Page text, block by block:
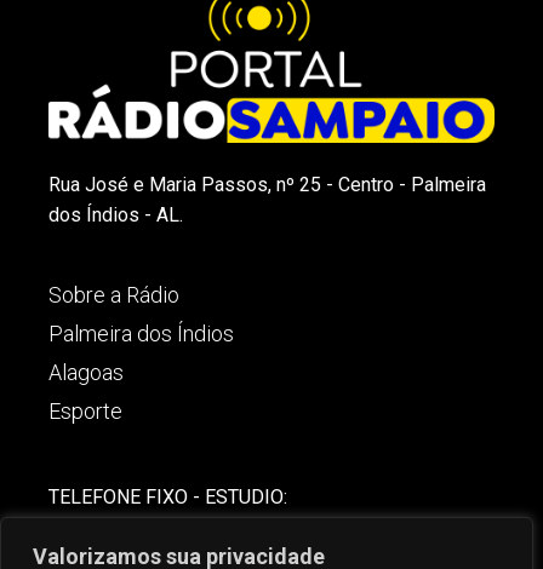
Valorizamos sua privacidade
Rua José e Maria Passos, nº 25 - Centro - Palmeira
dos Índios - AL.
Sobre a Rádio
Palmeira dos Índios
Alagoas
Esporte
TELEFONE FIXO - ESTUDIO: